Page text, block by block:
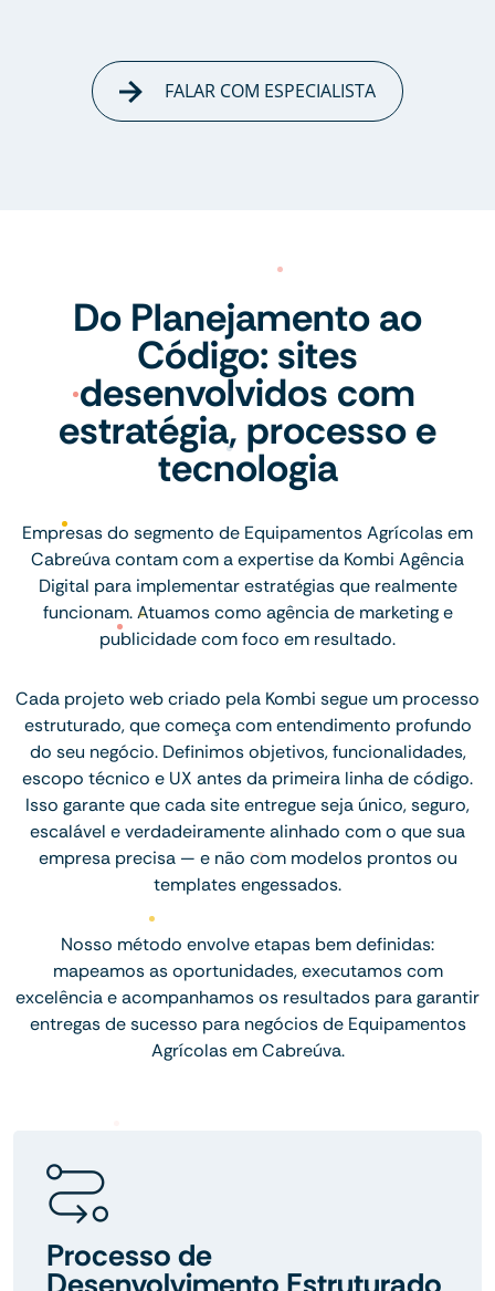
FALAR COM ESPECIALISTA
Do Planejamento ao
Código: sites
desenvolvidos com
estratégia, processo e
tecnologia
Empresas do segmento de Equipamentos Agrícolas em
Cabreúva contam com a expertise da Kombi Agência
Digital para implementar estratégias que realmente
funcionam. Atuamos como agência de marketing e
publicidade com foco em resultado.
Cada projeto web criado pela Kombi segue um processo
estruturado, que começa com entendimento profundo
do seu negócio. Definimos objetivos, funcionalidades,
escopo técnico e UX antes da primeira linha de código.
Isso garante que cada site entregue seja único, seguro,
escalável e verdadeiramente alinhado com o que sua
empresa precisa — e não com modelos prontos ou
templates engessados.
Nosso método envolve etapas bem definidas:
mapeamos as oportunidades, executamos com
excelência e acompanhamos os resultados para garantir
entregas de sucesso para negócios de Equipamentos
Agrícolas em Cabreúva.
Processo de